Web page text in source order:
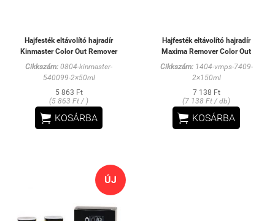
Hajfesték eltávolító hajradír
Kinmaster Color Out Remover
Cikkszám: 0804-kinmaster-
540099-2×50ml
5 863 Ft
(5 863 Ft / )
 KOSÁRBA
Hajfesték eltávolító hajradír
Maxima Remover Color Out
Cikkszám:1404-vmps-7409-
2×150ml
7 138 Ft
(7 138 Ft / db)
 KOSÁRBA
ÚJ